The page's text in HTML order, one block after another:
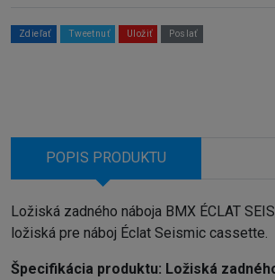
Zdieľať Tweetnuť Uložiť Poslať
POPIS PRODUKTU
Ložiská zadného náboja BMX ÉCLAT
ložiská pre náboj Éclat Seismic cassette.
Špecifikácia produktu: Ložiská